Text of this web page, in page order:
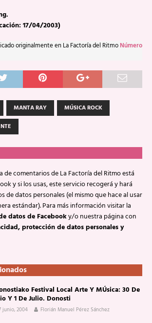
17/04/2003)
originalmente en La Factoría del Ritmo Número
MANTA RAY
MÚSICA ROCK
de comentarios de La Factoría del Ritmo está
y si los usas, este servicio recogerá y hará
de datos personales (el mismo que hace al usar
estándar). Para más información visitar la
datos de Facebooky/o nuestra página con
protección de datos personales y
Festival Local Arte Y MÚsica: 30 De
Y 1 De Julio. Donosti
junio, 2004 Florián Manuel Pérez Sánchez